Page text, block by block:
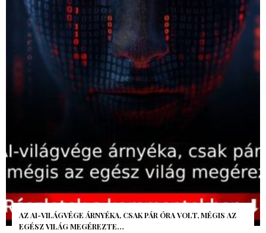
AZ AI-VILÁGVÉGE ÁRNYÉKA, CSAK PÁR ÓRA VOLT, MÉGIS AZ
EGÉSZ VILÁG MEGÉREZTE…